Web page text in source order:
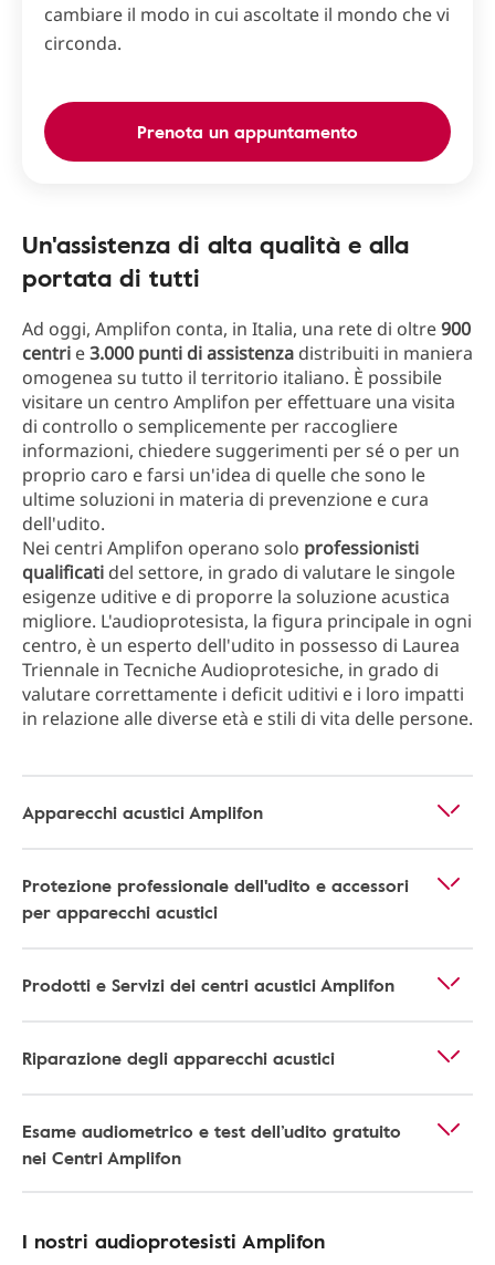
cambiare il modo in cui ascoltate il mondo che vi
circonda.
Prenota un appuntamento
Un'assistenza di alta qualità e alla
portata di tutti
Ad oggi, Amplifon conta, in Italia, una rete di oltre900
centri e3.000 punti di assistenza distribuiti in maniera
omogenea su tutto il territorio italiano. È possibile
visitare un centro Amplifon per effettuare una visita
di controllo o semplicemente per raccogliere
informazioni, chiedere suggerimenti per sé o per un
proprio caro e farsi un'idea di quelle che sono le
ultime soluzioni in materia di prevenzione e cura
dell'udito.
Nei centri Amplifon operano solo professionisti
qualificati del settore, in grado di valutare le singole
esigenze uditive e di proporre la soluzione acustica
migliore. L'audioprotesista, la figura principale in ogni
centro, è un esperto dell'udito in possesso di Laurea
Triennale in Tecniche Audioprotesiche, in grado di
valutare correttamente i deficit uditivi e i loro impatti
in relazione alle diverse età e stili di vita delle persone.
Apparecchi acustici Amplifon
Protezione professionale dell'udito e accessori
per apparecchi acustici
Prodotti e Servizi dei centri acustici Amplifon
Riparazione degli apparecchi acustici
Esame audiometrico e test dell’udito gratuito
nei Centri Amplifon
I nostri audioprotesisti Amplifon